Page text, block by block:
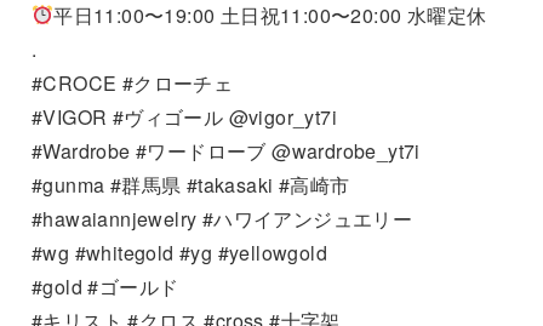
平日11:00〜19:00 土日祝11:00〜20:00 水曜定休
.
#CROCE #クローチェ
#VIGOR #ヴィゴール @vigor_yt7i
#Wardrobe #ワードローブ @wardrobe_yt7i
#gunma #群馬県 #takasaki #高崎市
#hawaiannjewelry #ハワイアンジュエリー
#wg #whitegold #yg #yellowgold
#gold #ゴールド
#キリスト #クロス #cross #十字架